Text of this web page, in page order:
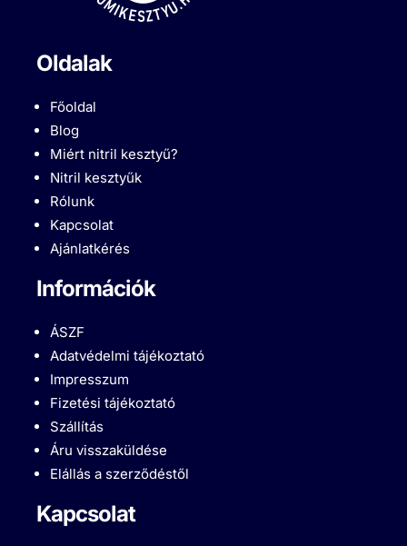
Oldalak
Főoldal
Blog
Miért nitril kesztyű?
Nitril kesztyűk
Rólunk
Kapcsolat
Ajánlatkérés
Információk
ÁSZF
Adatvédelmi tájékoztató
Impresszum
Fizetési tájékoztató
Szállítás
Áru visszaküldése
Elállás a szerződéstől
Kapcsolat